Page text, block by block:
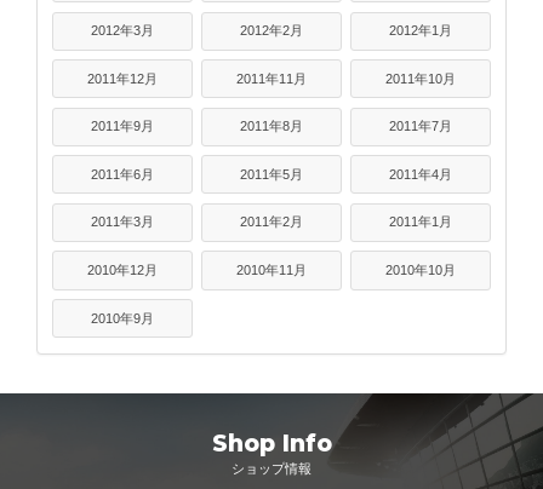
2012年3月 2012年2月 2012年1月
2011年12月 2011年11月 2011年10月
2011年9月 2011年8月 2011年7月
2011年6月 2011年5月 2011年4月
2011年3月 2011年2月 2011年1月
2010年12月 2010年11月 2010年10月
2010年9月
Shop Info
ショップ情報